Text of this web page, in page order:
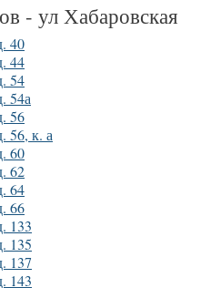
- ул Хабаровская
40
44
54
54а
56
56, к. а
60
62
64
66
133
135
137
143